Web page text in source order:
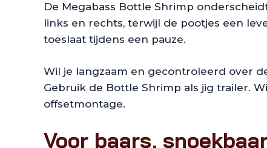
De Megabass Bottle Shrimp
links en rechts, terwijl de pootjes een
toeslaat tijdens een pauze.
Wil je langzaam en gecontroleerd over
Gebruik de Bottle Shrimp als jig trailer.
offsetmontage.
Voor baars,